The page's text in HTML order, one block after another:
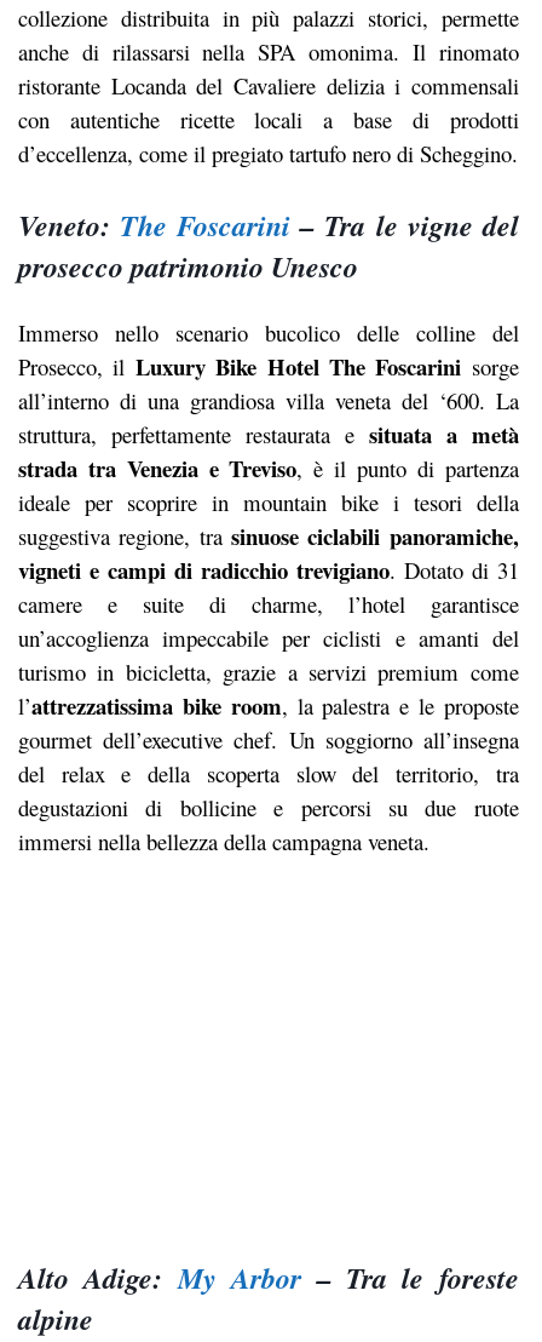
collezione distribuita in più palazzi storici, permette
anche di rilassarsi nella SPA omonima. Il rinomato
ristorante Locanda del Cavaliere delizia i commensali
con autentiche ricette locali a base di prodotti
d’eccellenza, come il pregiato tartufo nero di Scheggino.
Veneto: The Foscarini – Tra le vigne del
prosecco patrimonio Unesco
Immerso nello scenario bucolico delle colline del
Prosecco, il Luxury Bike Hotel The Foscarini sorge
all’interno di una grandiosa villa veneta del ‘600. La
struttura, perfettamente restaurata e situata a metà
strada tra Venezia e Treviso, è il punto di partenza
ideale per scoprire in mountain bike i tesori della
suggestiva regione, trasinuose ciclabili panoramiche,
vigneti e campi di radicchio trevigiano. Dotato di 31
camere e suite di charme, l’hotel garantisce
un’accoglienza impeccabile per ciclisti e amanti del
turismo in bicicletta, grazie a servizi premium come
l’attrezzatissima bike room, la palestra e le proposte
gourmet dell’executive chef. Un soggiorno all’insegna
del relax e della scoperta slow del territorio, tra
degustazioni di bollicine e percorsi su due ruote
immersi nella bellezza della campagna veneta.
Alto Adige:My Arbor– Tra le foreste
alpine